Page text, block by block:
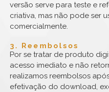
versão serve para teste e
criativa, mas não pode ser
comercialmente.
3. Reembolsos
Por se tratar de produto
acesso imediato e não
realizamos reembolsos
efetivação do download,